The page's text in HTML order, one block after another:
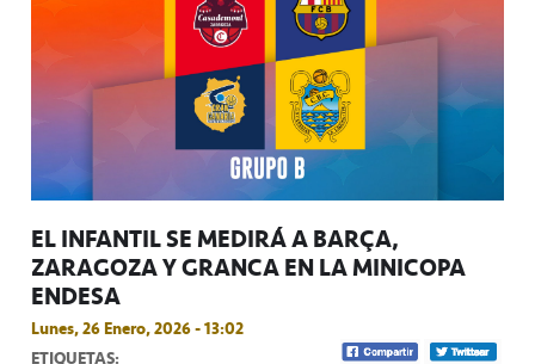
EL INFANTIL SE MEDIRÁ A BARÇA,
ZARAGOZA Y GRANCA EN LA MINICOPA
ENDESA
Lunes, 26 Enero, 2026 - 13:02
ETIQUETAS: